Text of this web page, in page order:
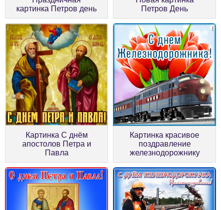
картинка Петров день
Петров День
Картинка С днём
апостолов Петра и
Павла
Картинка красивое
поздравление
железнодорожнику